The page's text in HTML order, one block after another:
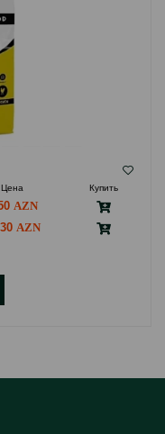
Цена
Купить